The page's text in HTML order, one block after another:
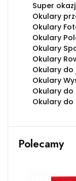
Super
Okulary
Okulary
Okulary
Okulary
Okulary
Okulary do
Okulary
Okulary do
Okulary
Polecamy